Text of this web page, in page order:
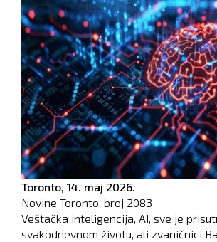
Toronto, 14. maj 2026.
Novine Toronto, broj 2083
Veštačka inteligencija, AI, sve je
svakodnevnom životu, ali zvaničnici